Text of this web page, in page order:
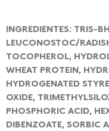
INGREDIENTES: TRIS-
LEUCONOSTOC/
TOCOPHEROL,
WHEAT PROTEIN,
HYDROGENATED
OXIDE,
PHOSPHORIC ACID,
DIBENZOATE, SORBIC